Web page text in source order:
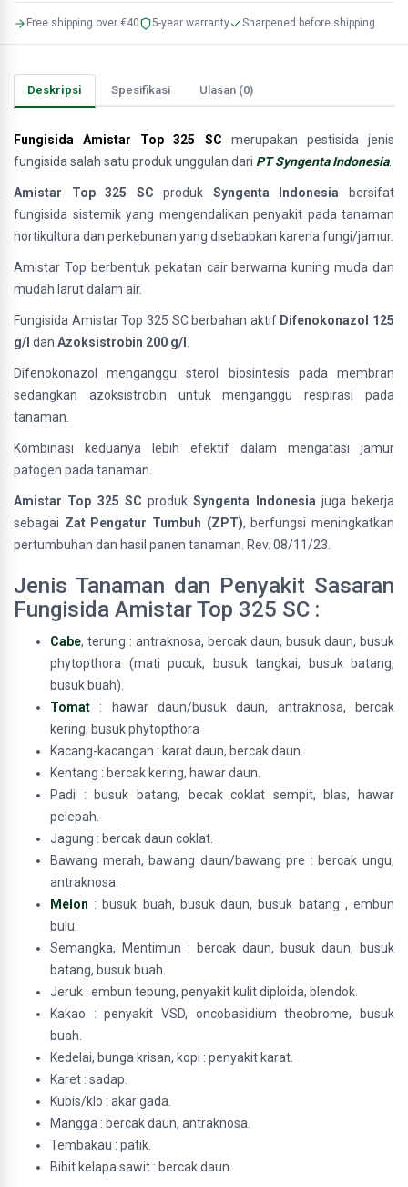
Free shipping over €40 5-year warranty Sharpened before shipping
Deskripsi Spesifikasi Ulasan (0)
Fungisida Amistar Top 325 SC merupakan pestisida jenis
fungisida salah satu produk unggulan dari PT Syngenta Indonesia.
Amistar Top 325 SC produk Syngenta Indonesia bersifat
fungisida sistemik yang mengendalikan penyakit pada tanaman
hortikultura dan perkebunan yang disebabkan karena fungi/jamur.
Amistar Top berbentuk pekatan cair berwarna kuning muda dan
mudah larut dalam air.
Fungisida Amistar Top 325 SC berbahan aktif Difenokonazol 125
g/l dan Azoksistrobin 200 g/l
Difenokonazol menganggu sterol biosintesis pada membran
sedangkan azoksistrobin untuk menganggu respirasi pada
tanaman.
Kombinasi keduanya lebih efektif dalam mengatasi jamur
patogen pada tanaman.
Amistar Top 325 SC produkSyngenta Indonesia juga bekerja
sebagai Zat Pengatur Tumbuh (ZPT), berfungsi meningkatkan
pertumbuhan dan hasil panen tanaman. Rev. 08/11/23.
Jenis Tanaman dan Penyakit Sasaran
Fungisida Amistar Top 325 SC :
Cabe, terung : antraknosa, bercak daun, busuk daun, busuk
phytopthora (mati pucuk, busuk tangkai, busuk batang,
busuk buah).
Tomat : hawar daun/busuk daun, antraknosa, bercak
kering, busuk phytopthora
Kacang-kacangan : karat daun, bercak daun.
Kentang : bercak kering, hawar daun.
Padi : busuk batang, becak coklat sempit, blas, hawar
pelepah.
Jagung : bercak daun coklat.
Bawang merah, bawang daun/bawang pre : bercak ungu,
antraknosa.
Melon : busuk buah, busuk daun, busuk batang , embun
bulu.
Semangka, Mentimun : bercak daun, busuk daun, busuk
batang, busuk buah.
Jeruk : embun tepung, penyakit kulit diploida, blendok.
Kakao : penyakit VSD, oncobasidium theobrome, busuk
buah.
Kedelai, bunga krisan, kopi : penyakit karat.
Karet : sadap.
Kubis/klo : akar gada.
Mangga : bercak daun, antraknosa.
Tembakau : patik.
Bibit kelapa sawit : bercak daun.